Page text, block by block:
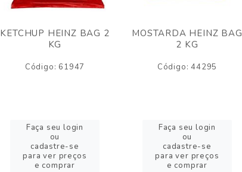
KETCHUP HEINZ BAG 2
KG
Código: 61947
Faça seu login
ou
cadastre-se
para ver preços
e comprar
MOSTARDA HEINZ BAG
2 KG
Código: 44295
Faça seu login
ou
cadastre-se
para ver preços
e comprar